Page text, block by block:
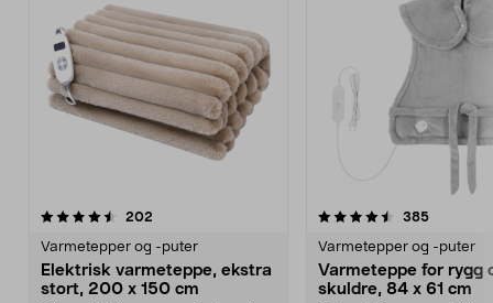
202
Varmetepper og -puter
Elektrisk varmeteppe, ekstra
stort, 200 x 150 cm
4.5 av 5 stjerner 385
Varmetepper og -puter
Varmeteppe for rygg
skuldre, 84 x 61 cm
4.0 av 5 stjerner